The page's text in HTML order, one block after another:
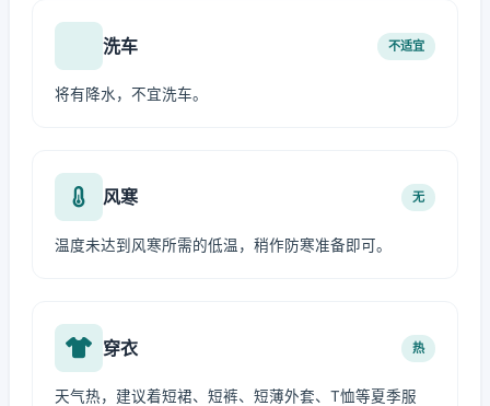
洗车 不适宜
将有降水，不宜洗车。
风寒 无
温度未达到风寒所需的低温，稍作防寒准备即可。
穿衣 热
天气热，建议着短裙、短裤、短薄外套、T恤等夏季服